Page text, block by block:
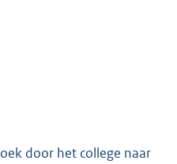
door het college naar